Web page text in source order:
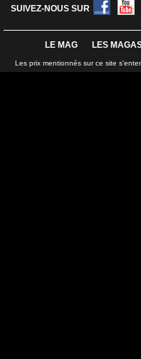
SUIVEZ-NOUS SUR
LE MAG LES
Les prix mentionnés sur ce site